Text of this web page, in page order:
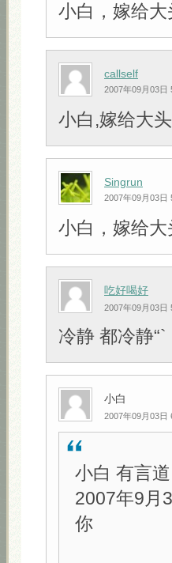
小白，嫁给大
callself
2007年09月03日
小白,嫁给大
Singrun
2007年09月03日
小白，嫁给大
吃好喝好
2007年09月03日
冷静 都冷静“`
小白
2007年09月03日
小白 有言道
2007年9月
你